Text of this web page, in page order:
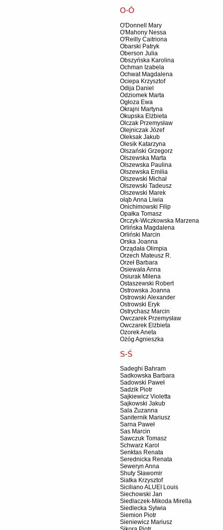
O-Ó
O'Donnell Mary
O'Mahony Nessa
O'Reilly Caitriona
Obarski Patryk
Oberson Julia
Obszyńska Karolina
Ochman Izabela
Ochwat Magdalena
Ociepa Krzysztof
Odija Daniel
Odziomek Marta
Ogłoza Ewa
Okrajni Martyna
Okupska Elżbieta
Olczak Przemysław
Olejniczak Józef
Oleksak Jakub
Olesik Katarzyna
Olszański Grzegorz
Olszewska Marta
Olszewska Paulina
Olszewska Emilia
Olszewski Michał
Olszewski Tadeusz
Olszewski Marek
ołąb Anna Liwia
Onichimowski Filip
Opałka Tomasz
Orczyk-Wiczkowska Marzena
Orlińska Magdalena
Orliński Marcin
Orska Joanna
Orządała Olimpia
Orzech Mateusz R.
Orzeł Barbara
Osiewała Anna
Osiurak Milena
Ostaszewski Robert
Ostrowska Joanna
Ostrowski Alexander
Ostrowski Eryk
Ostrychasz Marcin
Owczarek Przemysław
Owczarek Elżbieta
Ozorek Aneta
Ożóg Agnieszka
S-Ś
Sadeghi Bahram
Sadkowska Barbara
Sadowski Paweł
Sadzik Piotr
Sajkiewicz Violetta
Sajkowski Jakub
Sala Zuzanna
Saniternik Mariusz
Sarna Paweł
Sas Marcin
Sawczuk Tomasz
Schwarz Karol
Senktas Renata
Serednicka Renata
Seweryn Anna
Shuty Sławomir
Siatka Krzysztof
Siciliano ALUEI Louis
Siechowski Jan
Siedlaczek-Mikoda Mirella
Siedlecka Sylwia
Siemion Piotr
Sieniewicz Mariusz